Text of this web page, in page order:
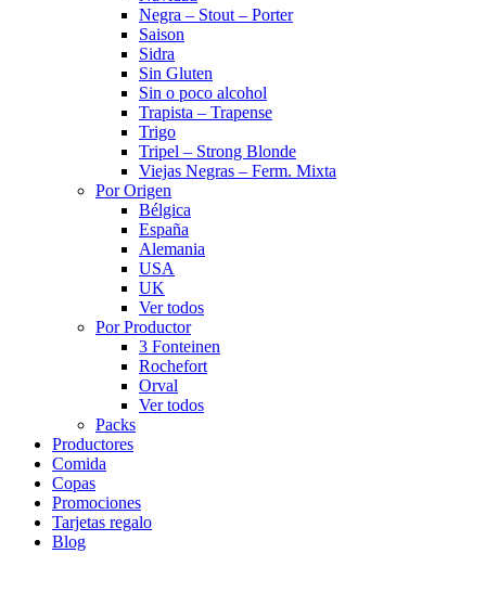
Negra – Stout – Porter
Saison
Sidra
Sin Gluten
Sin o poco alcohol
Trapista – Trapense
Trigo
Tripel – Strong Blonde
Viejas Negras – Ferm. Mixta
Por Origen
Bélgica
España
Alemania
USA
UK
Ver todos
Por Productor
3 Fonteinen
Rochefort
Orval
Ver todos
Packs
Productores
Comida
Copas
Promociones
Tarjetas regalo
Blog